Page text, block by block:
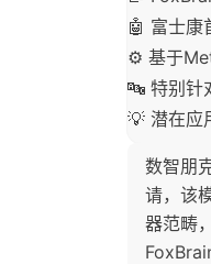
🤖 富士康
⚙️ 基于
🔤 特别针
💡 潜在应
数智朋
请，该
器范畴